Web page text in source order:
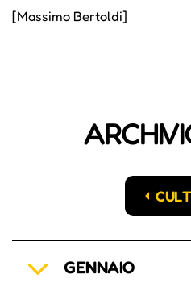
[Massimo Bertoldi]
GENNAIO